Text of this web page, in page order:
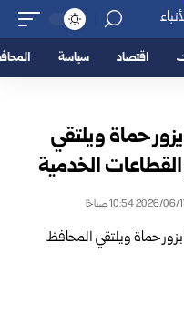
اقتصاد سياسة
يزور حماة ويلتقي
الخدمية